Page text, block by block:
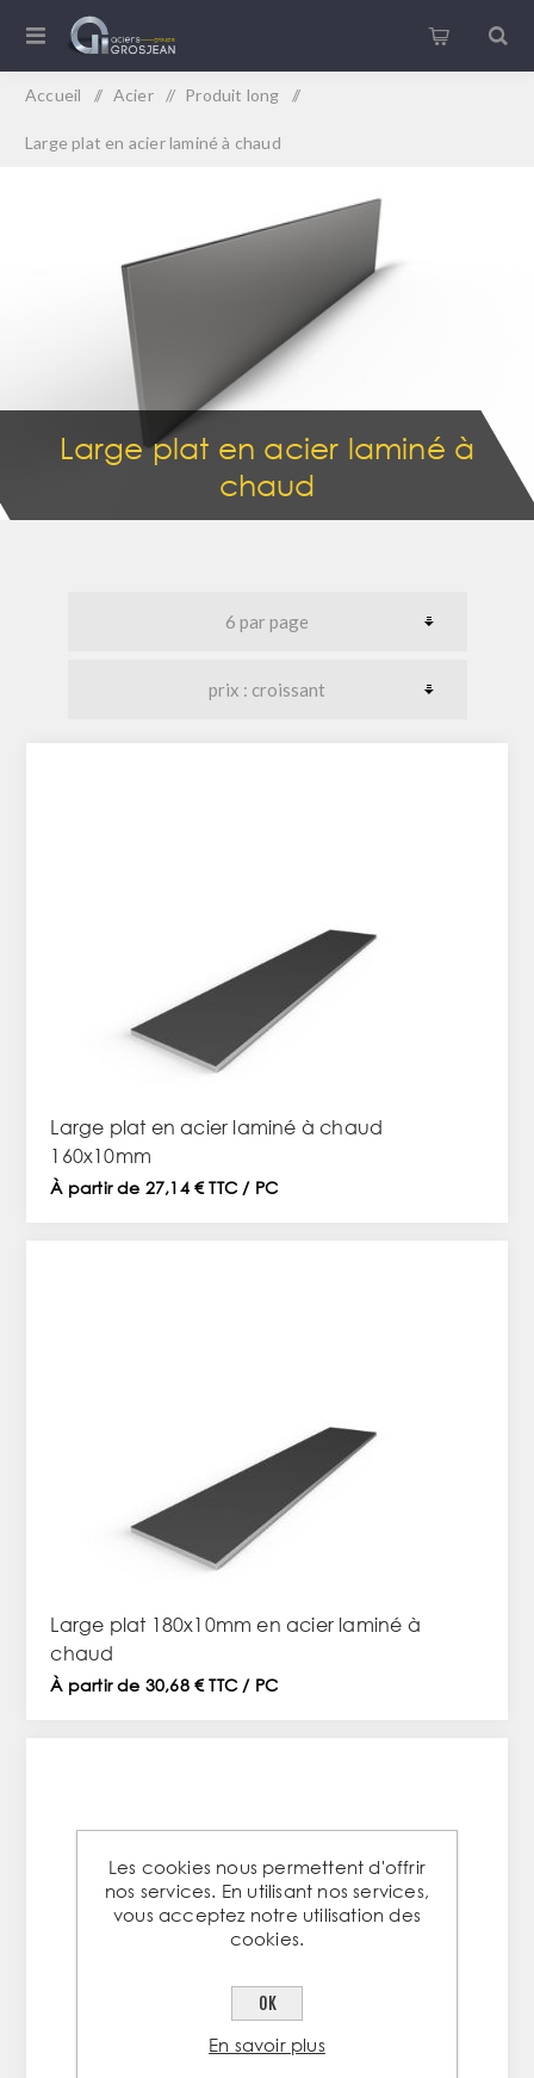
Accueil / Acier / Produit long /
Large plat en acier laminé à chaud
Large plat en acier laminé à
chaud
Large plat en acier laminé à chaud
160x10mm
À partir de 27,14 € TTC / PC
Large plat 180x10mm en acier laminé à
chaud
À partir de 30,68 € TTC / PC
Les cookies nous permettent d'offrir
nos services. En utilisant nos services,
vous acceptez notre utilisation des
cookies.
OK
En savoir plus